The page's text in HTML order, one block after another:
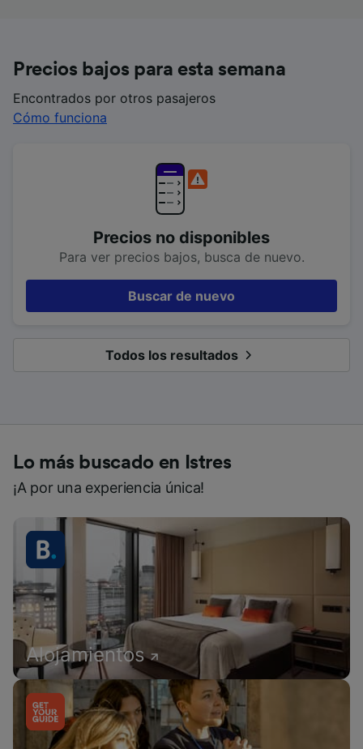
Precios bajos para esta semana
Encontrados por otros pasajeros
Cómo funciona
Precios no disponibles
Para ver precios bajos, busca de nuevo.
Buscar de nuevo
Todos los resultados
Lo más buscado en Istres
¡A por una experiencia única!
Alojamientos